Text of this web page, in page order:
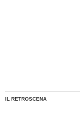
IL RETROSCENA